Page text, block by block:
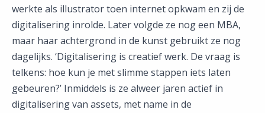
werkte als illustrator toen internet opkwam en zij de
digitalisering inrolde. Later volgde ze nog een MBA,
maar haar achtergrond in de kunst gebruikt ze nog
dagelijks. ‘Digitalisering is creatief werk. De vraag is
telkens: hoe kun je met slimme stappen iets laten
gebeuren?’ Inmiddels is ze alweer jaren actief in
digitalisering van assets, met name in de